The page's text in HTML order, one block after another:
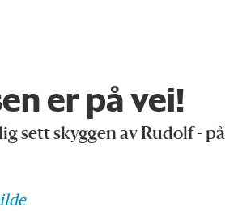
er på vei!
sett skyggen av Rudolf - på